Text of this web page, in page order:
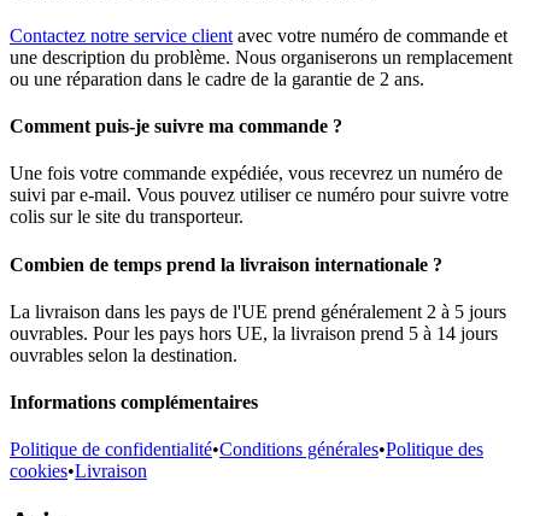
Contactez notre service client avec votre numéro de commande et
une description du problème. Nous organiserons un remplacement
ou une réparation dans le cadre de la garantie de 2 ans.
Comment puis-je suivre ma commande ?
Une fois votre commande expédiée, vous recevrez un numéro de
suivi par e-mail. Vous pouvez utiliser ce numéro pour suivre votre
colis sur le site du transporteur.
Combien de temps prend la livraison internationale ?
La livraison dans les pays de l'UE prend généralement 2 à 5 jours
ouvrables. Pour les pays hors UE, la livraison prend 5 à 14 jours
ouvrables selon la destination.
Informations complémentaires
Politique de confidentialité•Conditions générales•Politique des
cookies•Livraison